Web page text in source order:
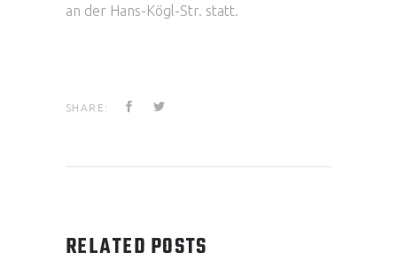
an der Hans-Kögl-Str. statt.
SHARE:
RELATED POSTS